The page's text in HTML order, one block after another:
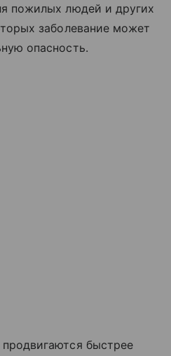
пожилых людей и других
заболевание может
опасность.
быстрее